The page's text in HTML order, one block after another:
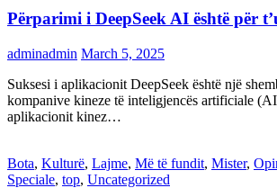
Përparimi i DeepSeek AI është për
adminadmin March 5, 2025
Suksesi i aplikacionit DeepSeek është një
kompanive kineze të inteligjencës artificiale
aplikacionit kinez…
Bota, Kulturë, Lajme, Më të fundit, Mister,
Speciale, top, Uncategorized